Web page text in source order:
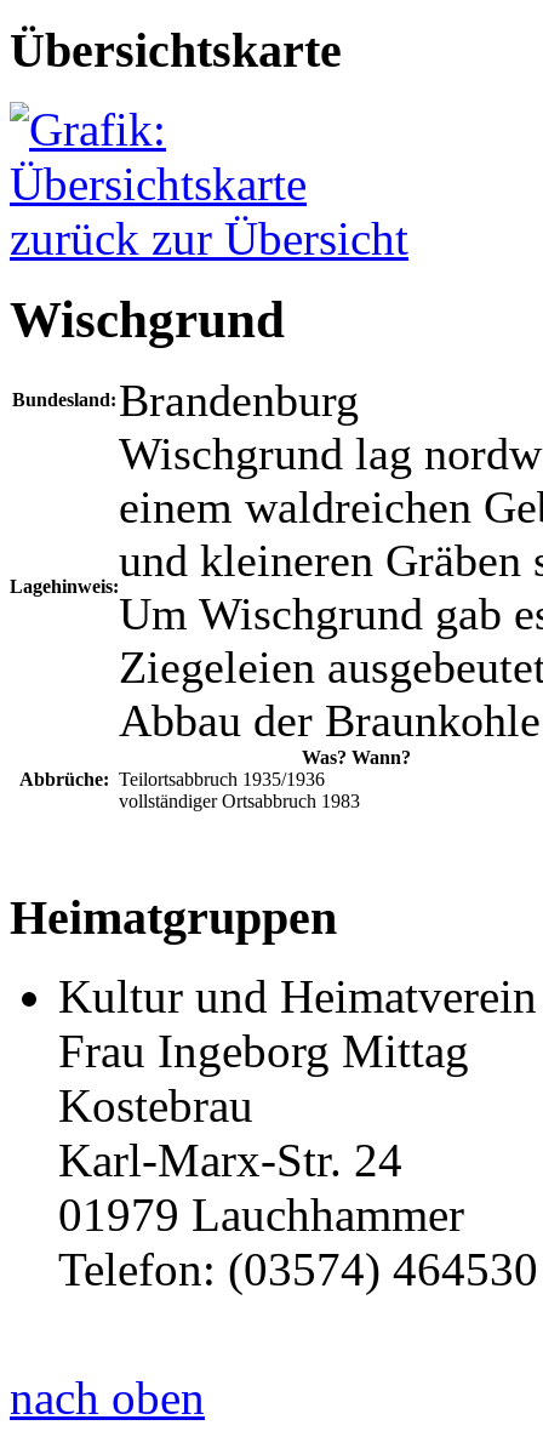
Übersichtskarte
zurück zur Übersicht
Wischgrund
Bundesland: Brandenburg
Lagehinweis:
Wischgrund lag
einem waldreichen
und kleineren Gräben
Um Wischgrund gab
Ziegeleien
Abbau der
Abbrüche:
Was? Wann?
Teilortsabbruch 1935/1936
vollständiger Ortsabbruch 1983
Heimatgruppen
Kultur und
Frau Ingeborg Mittag
Kostebrau
Karl-Marx-Str. 24
01979 Lauchhammer
Telefon: (03574) 464530
nach oben